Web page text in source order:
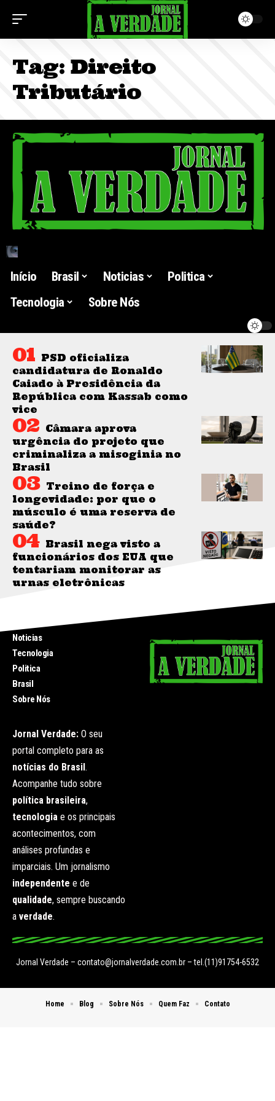
Tag: Direito
Tributário
Início Brasil Noticias
Politica
Tecnologia
Sobre Nós
PSD oficializa
candidatura de Ronaldo
Caiado à Presidência da
República com Kassab como
vice
Câmara aprova
urgência do projeto que
criminaliza a misoginia no
Brasil
Treino de força e
longevidade: por que o
músculo é uma reserva de
saúde?
Brasil nega visto a
funcionários dos EUA que
tentariam monitorar as
urnas eletrônicas
Noticias
Tecnologia
Politica
Brasil
Sobre Nós
Jornal Verdade: O seu
portal completo para as
notícias do Brasil .
Acompanhe tudo sobre
política brasileira,
tecnologia e os principais
acontecimentos, com
análises profundas e
imparciais. Um jornalismo
independente e de
qualidade, sempre buscando
a verdade.
Jornal Verdade – contato@jornalverdade.com.br – tel.(11)91754-6532
Home Blog Sobre Nós Quem Faz Contato